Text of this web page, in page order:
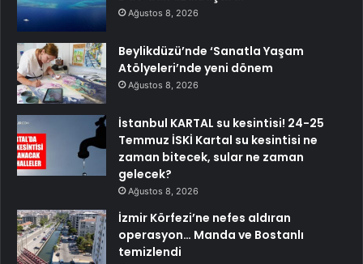
Ağustos 8, 2026
Beylikdüzü’nde ‘Sanatla Yaşam
Atölyeleri’nde yeni dönem
Ağustos 8, 2026
İstanbul KARTAL su kesintisi! 24-25
Temmuz İSKİ Kartal su kesintisi ne
zaman bitecek, sular ne zaman
gelecek?
Ağustos 8, 2026
İzmir Körfezi’ne nefes aldıran
operasyon… Manda ve Bostanlı
temizlendi